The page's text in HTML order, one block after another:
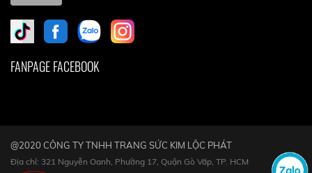
FANPAGE FACEBOOK
@2020 CÔNG TY TNHH TRANG SỨC KIM LỘC PHÁT
Địa chỉ: 321 Nguyễn Oanh, Phường 17, Quận Gò Vấp, TP. HCM